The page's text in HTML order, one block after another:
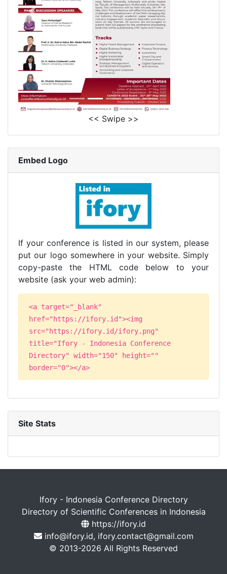
<< Swipe >>
Embed Logo
If your conference is listed in our system, please
put our logo somewhere in your website. Simply
copy-paste the HTML code below to your
website (ask your web admin):
<a target="_blank"
href="https://ifory.id"><img
src="https://ifory.id/ifory.png"
title="Ifory - Indonesia Conference
Directory" width="150" height=""
border="0"></a>
Site Stats
Ifory - Indonesia Conference Directory
Directory of Scientific Conferences in Indonesia
https://ifory.id
info@ifory.id, ifory.contact@gmail.com
© 2013-2026 All Rights Reserved